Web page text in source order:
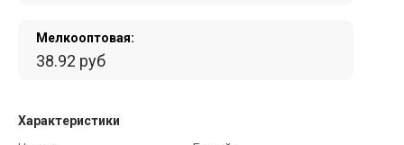
Мелкооптовая:
38.92 руб
Характеристики